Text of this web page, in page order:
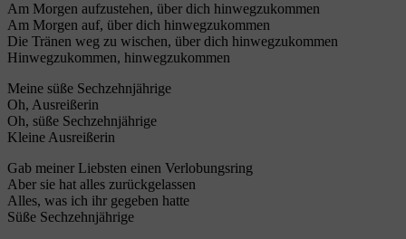
Am Morgen aufzustehen, über dich hinwegzukommen
Am Morgen auf, über dich hinwegzukommen
Die Tränen weg zu wischen, über dich hinwegzukommen
Hinwegzukommen, hinwegzukommen
Meine süße Sechzehnjährige
Oh, Ausreißerin
Oh, süße Sechzehnjährige
Kleine Ausreißerin
Gab meiner Liebsten einen Verlobungsring
Aber sie hat alles zurückgelassen
Alles, was ich ihr gegeben hatte
Süße Sechzehnjährige